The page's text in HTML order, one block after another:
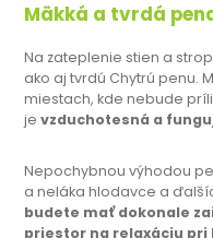
Mäkká a tvrdá
Na zateplenie stien a
ako aj tvrdú Chytrú penu.
miestach, kde nebude
jevzduchotesná a
Nepochybnou výhodou
a neláka hlodavce a
budete mať dokonale
priestor na relaxáciu pri